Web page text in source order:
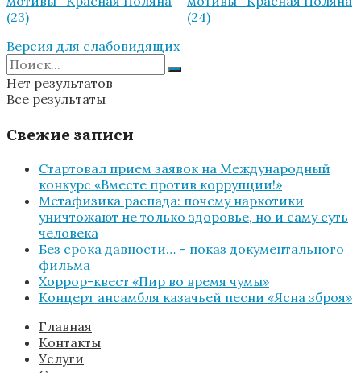
Версия для слабовидящих
Нет результатов
Все результаты
Свежие записи
Стартовал прием заявок на Международный
конкурс «Вместе против коррупции!»
Метафизика распада: почему наркотики
уничтожают не только здоровье, но и саму суть
человека
Без срока давности… – показ документального
фильма
Хоррор-квест «Пир во время чумы»
Концерт ансамбля казачьей песни «Ясна зброя»
Главная
Контакты
Услуги